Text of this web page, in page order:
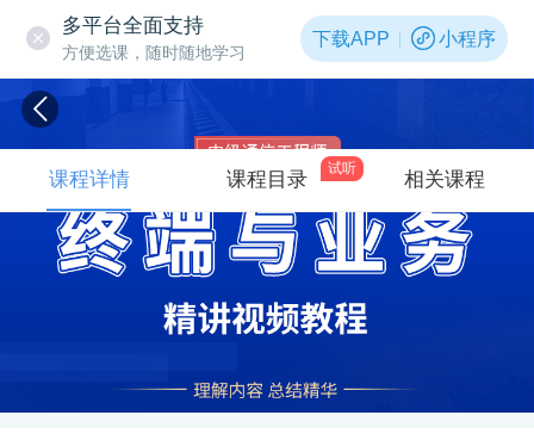
多平台全面支持
方便选课，随时随地学习
下载APP 小程序
课程详情 课程目录
试听
相关课程